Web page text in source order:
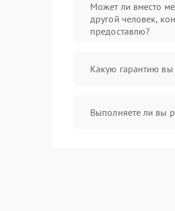
Может ли вместо
другой человек,
предоставлю?
Какую гарантию вы
Выполняете ли вы